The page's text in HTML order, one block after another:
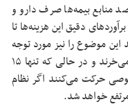
بر اساس گزارشات تقدیمی ۷۰ درصد منابع بیمه‌ها صرف دارو و
دقیق این هزینه‌ها تا
موضوع را نیز مورد توجه
قرار داد که بیمه‌ها خدمات پزشکی را گران می‌خرند و در حالی که تنها ۱۵
حرکت می‌کنند اگر نظام
خواهد شد.